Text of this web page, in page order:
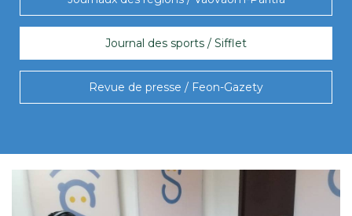
Journal des sports / Sifflet
Revue de presse / Feon-Gazety